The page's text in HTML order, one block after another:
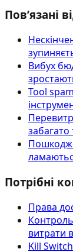
Пов’язані
Вибух
Tool
забагато
Потрібні
Права
витрати
Kill